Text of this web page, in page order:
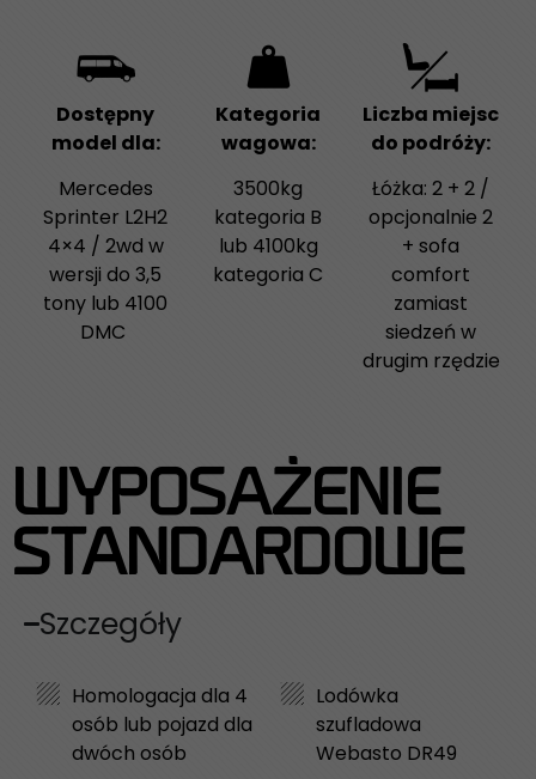
Dostępny
model dla:
Mercedes
Sprinter L2H2
4×4 / 2wd w
wersji do 3,5
tony lub 4100
DMC
Kategoria
wagowa:
3500kg
kategoria B
lub 4100kg
kategoria C
Liczba miejsc
do podróży:
Łóżka: 2 + 2 /
opcjonalnie 2
+ sofa
comfort
zamiast
siedzeń w
drugim rzędzie
WYPOSAŻENIE
STANDARDOWE
Szczegóły
Homologacja dla 4
osób lub pojazd dla
dwóch osób
Lodówka
szufladowa
Webasto DR49